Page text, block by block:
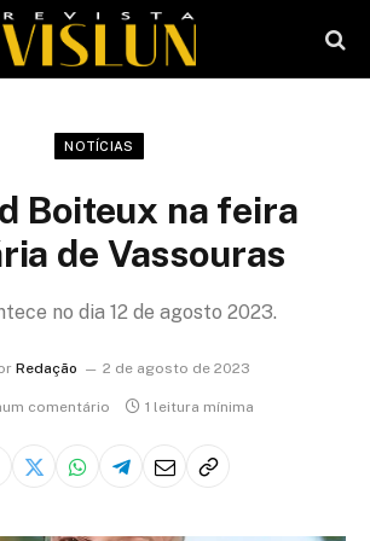
NOTÍCIAS
Boiteux na feira
de Vassouras
no dia 12 de agosto 2023.
Redação 2 de agosto de 2023
comentário 1 leitura mínima